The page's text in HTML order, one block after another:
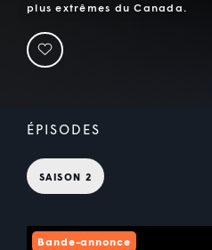
plus extrêmes du Canada.
ÉPISODES
SAISON 2
Bande-annonce